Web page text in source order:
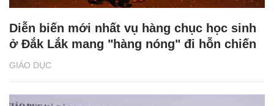
GIÁO DỤC
Diễn biến mới nhất vụ hàng chục học sinh
ở Đắk Lắk mang "hàng nóng" đi hỗn chiến